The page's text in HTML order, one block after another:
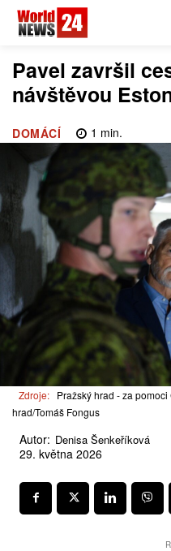
Pavel završil
návštěvou
DOMÁCÍ 1 min.
Zdroje: Pražský hrad - za pomoci
hrad/Tomáš Fongus
Autor: Denisa Šenkeříková
29. května 2026